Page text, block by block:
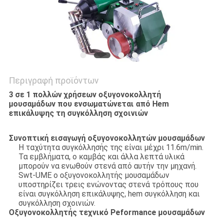
Περιγραφή προϊόντων
3 σε 1 πολλών χρήσεων οξυγονοκολλητή
μουσαμάδων που ενσωματώνεται από Hem
επικάλυψης τη συγκόλληση σχοινιών
Συνοπτική εισαγωγή οξυγονοκολλητών μουσαμάδων
Η ταχύτητα συγκόλλησής της είναι μέχρι 11.6m/min.
Τα εμβλήματα, ο καμβάς και άλλα λεπτά υλικά
μπορούν να ενωθούν στενά από αυτήν την μηχανή.
Swt-UME ο οξυγονοκολλητής μουσαμάδων
υποστηρίζει τρεις ενώνοντας στενά τρόπους που
είναι συγκόλληση επικάλυψης, hem συγκόλληση και
συγκόλληση σχοινιών.
Οξυγονοκολλητής τεχνικό Peformance μουσαμάδων